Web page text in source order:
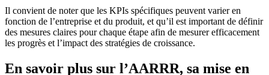
Il convient de noter que les KPIs spécifiques peuvent varier en
fonction de l’entreprise et du produit, et qu’il est important de définir
des mesures claires pour chaque étape afin de mesurer efficacement
les progrès et l’impact des stratégies de croissance.
En savoir plus sur l’AARRR, sa mise en